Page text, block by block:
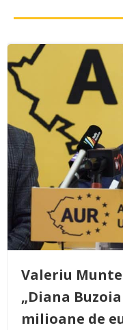
Valeriu
„Diana
milioane de